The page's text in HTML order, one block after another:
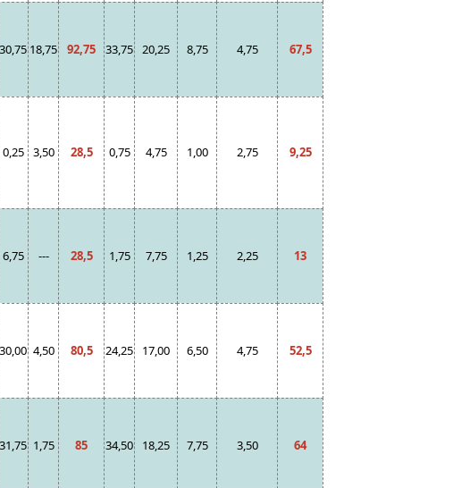
30,75 18,75 92,75 33,75 20,25 8,75 4,75 67,5
0,25 3,50 28,5 0,75 4,75 1,00 2,75 9,25
6,75 --- 28,5 1,75 7,75 1,25 2,25 13
30,00 4,50 80,5 24,25 17,00 6,50 4,75 52,5
31,75 1,75 85 34,50 18,25 7,75 3,50 64